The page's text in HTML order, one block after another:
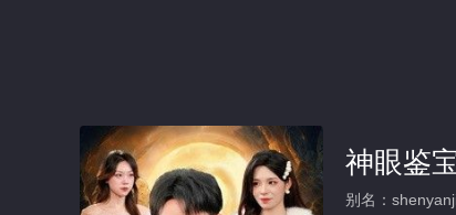
神眼鉴
别名：